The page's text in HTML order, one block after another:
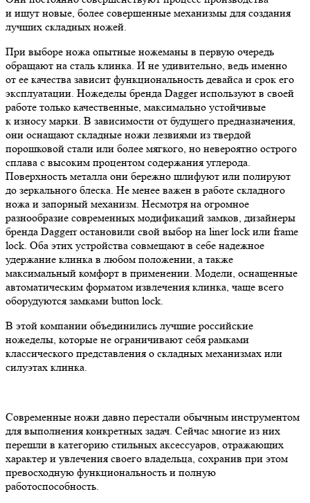
и ищут новые, более совершенные механизмы для создания
лучших складных ножей.
При выборе ножа опытные ножеманы в первую очередь
обращают на сталь клинка. И не удивительно, ведь именно
от ее качества зависит функциональность девайса и срок его
эксплуатации. Ножеделы бренда Dagger используют в своей
работе только качественные, максимально устойчивые
к износу марки. В зависимости от будущего предназначения,
они оснащают складные ножи лезвиями из твердой
порошковой стали или более мягкого, но невероятно острого
сплава с высоким процентом содержания углерода.
Поверхность металла они бережно шлифуют или полируют
до зеркального блеска. Не менее важен в работе складного
ножа и запорный механизм. Несмотря на огромное
разнообразие современных модификаций замков, дизайнеры
бренда Daggerr остановили свой выбор на liner lock или frame
lock. Оба этих устройства совмещают в себе надежное
удержание клинка в любом положении, а также
максимальный комфорт в применении. Модели, оснащенные
автоматическим форматом извлечения клинка, чаще всего
оборудуются замками button lock.
В этой компании объединились лучшие российские
ножеделы, которые не ограничивают себя рамками
классического представления о складных механизмах или
силуэтах клинка.
Современные ножи давно перестали обычным инструментом
для выполнения конкретных задач. Сейчас многие из них
перешли в категорию стильных аксессуаров, отражающих
характер и увлечения своего владельца, сохранив при этом
превосходную функциональность и полную
работоспособность.